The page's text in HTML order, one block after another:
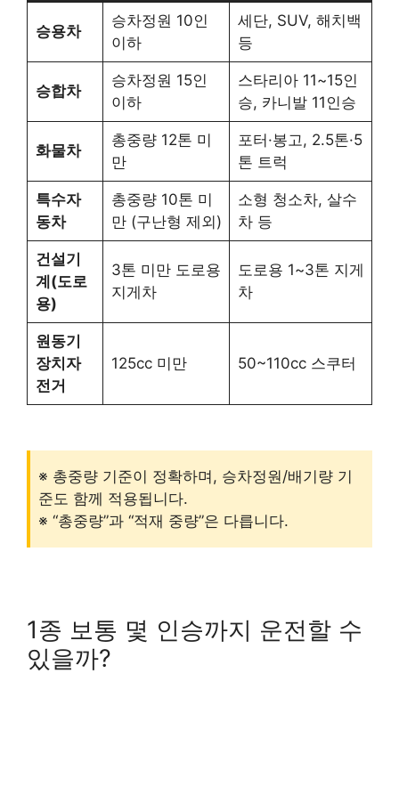
승용차
승차정원 10인
이하
세단, SUV, 해치백
등
승합차
승차정원 15인
이하
스타리아 11~15인
승, 카니발 11인승
화물차
총중량 12톤 미
만
포터·봉고, 2.5톤·5
톤 트럭
특수자
동차
총중량 10톤 미
만 (구난형 제외)
소형 청소차, 살수
차 등
건설기
계(도로
용)
3톤 미만 도로용
지게차
도로용 1~3톤 지게
차
원동기
장치자
전거
125cc 미만 50~110cc 스쿠터
※ 총중량 기준이 정확하며, 승차정원/배기량 기
준도 함께 적용됩니다.
※ “총중량”과 “적재 중량”은 다릅니다.
1종 보통 몇 인승까지 운전할 수
있을까?